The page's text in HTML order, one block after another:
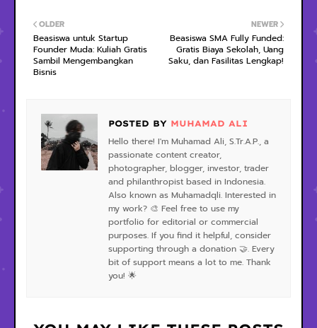
NEWER
Beasiswa SMA Fully Funded:
Gratis Biaya Sekolah, Uang
Saku, dan Fasilitas Lengkap!
OLDER
Beasiswa untuk Startup
Founder Muda: Kuliah Gratis
Sambil Mengembangkan
Bisnis
POSTED BY MUHAMAD ALI
Hello there! I'm Muhamad Ali, S.Tr.A.P., a
passionate content creator,
photographer, blogger, investor, trader
and philanthropist based in Indonesia.
Also known as Muhamadqli. Interested in
my work? 🎨 Feel free to use my
portfolio for editorial or commercial
purposes. If you find it helpful, consider
supporting through a donation 🤝. Every
bit of support means a lot to me. Thank
you! 🌟